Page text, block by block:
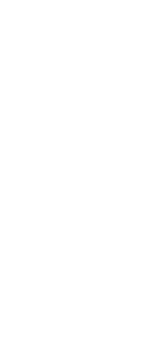
DEL GOLFO DE MÉXICO.